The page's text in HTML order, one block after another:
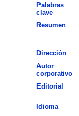
Palabras
clave
Resumen
Dirección
Autor
corporativo
Editorial
Idioma